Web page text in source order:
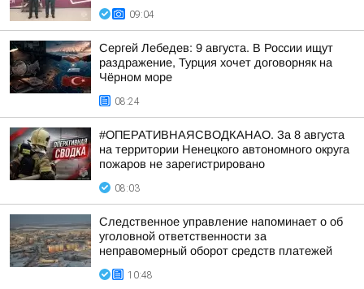
09:04
Сергей Лебедев: 9 августа. В России ищут
раздражение, Турция хочет договорняк на
Чёрном море
08:24
#ОПЕРАТИВНАЯСВОДКАНАО. За 8 августа
на территории Ненецкого автономного округа
пожаров не зарегистрировано
08:03
Следственное управление напоминает о об
уголовной ответственности за
неправомерный оборот средств платежей
10:48